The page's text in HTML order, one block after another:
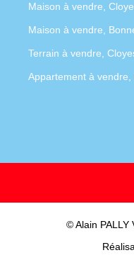
Maison à vendre,
Maison à vendre,
Terrain à vendre,
Appartement à vendre,
© Alain PALLY